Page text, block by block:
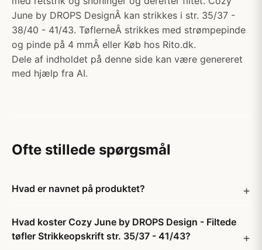
June by DROPS DesignÂ kan strikkes i str. 35/37 -
38/40 - 41/43. TøflerneÂ strikkes med strømpepinde
og pinde på 4 mmÂ eller Køb hos Rito.dk.
Dele af indholdet på denne side kan være genereret
med hjælp fra AI.
Ofte stillede spørgsmål
Hvad er navnet på produktet?
Hvad koster Cozy June by DROPS Design - Filtede
tøfler Strikkeopskrift str. 35/37 - 41/43?